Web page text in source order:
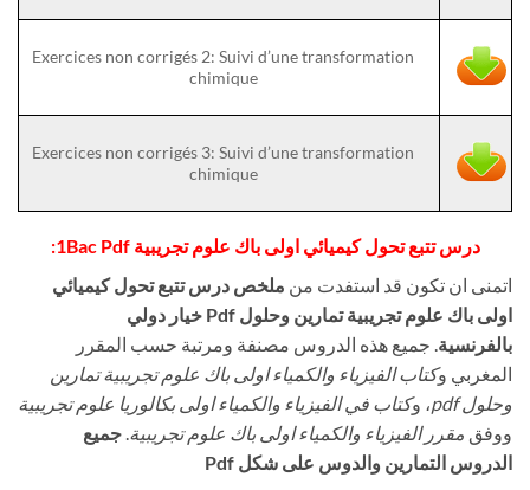
Exercices non corrigés 2: Suivi d’une transformation
chimique
Exercices non corrigés 3: Suivi d’une transformation
chimique
درس تتبع تحول كيميائي اولى باك علوم تجريبية 1Bac Pdf:
اتمنى ان تكون قد استفدت من ملخص درس تتبع تحول كيميائي
اولى باك علوم تجريبية تمارين وحلول Pdf خيار دولي
بالفرنسية. جميع هذه الدروس مصنفة ومرتبة حسب المقرر
المغربي وكتاب الفيزياء والكمياء اولى باك علوم تجريبية تمارين
وحلول pdf
، وكتاب في الفيزياء والكمياء اولى بكالوريا علوم تجريبية
ووفق مقرر الفيزياء والكمياء اولى باك علوم تجريبية.جميع
الدروس التمارين والدوس على شكل Pdf